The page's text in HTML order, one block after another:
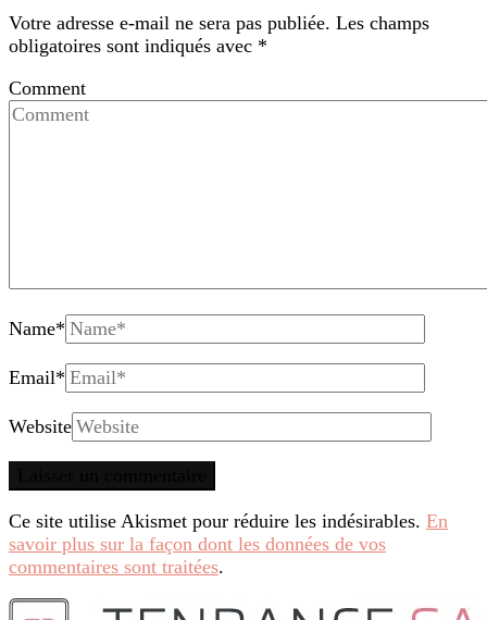
Votre adresse e-mail ne sera pas publiée. Les champs
obligatoires sont indiqués avec *
Comment
Name*
Email*
Website
Ce site utilise Akismet pour réduire les indésirables. En
savoir plus sur la façon dont les données de vos
commentaires sont traitées.